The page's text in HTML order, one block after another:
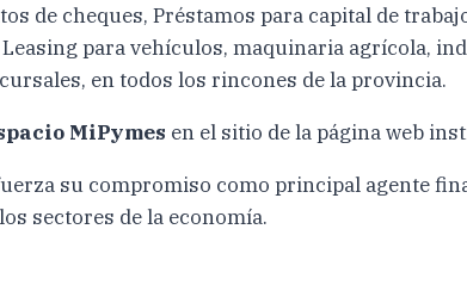
de cheques, Préstamos para capital de
para vehículos, maquinaria agrícola,
en todos los rincones de la provincia.
MiPymes en el sitio de la página web
su compromiso como principal agente
sectores de la economía.